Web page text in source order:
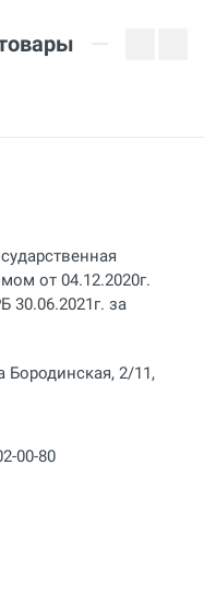
от 04.12.2020г.
30.06.2021г. за
Бородинская, 2/11,
00-80